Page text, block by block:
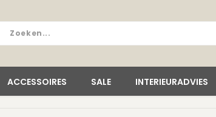
ACCESSOIRES SALE INTERIEURADVIES